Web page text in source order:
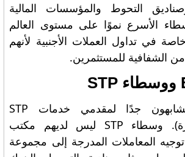
التحوط والمؤسسات المالية
الأسرع نموًا على مستوى العالم
في تداول العملات الأجنبية لأنهم
الشفافية للمستثمرين.
وسطاء ECN مشابهون جدًا لمقدمي خدمات STP
(المعالجة المباشرة). وسطاء STP ليس لديهم مكتب
توجيه المعاملات المدرجة إلى مجموعة